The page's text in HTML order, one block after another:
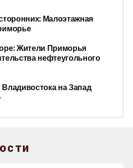
Малоэтажная
Жители Приморья
нефтеугольного
на Запад